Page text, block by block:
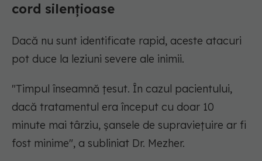
cord silențioase
Dacă nu sunt identificate rapid, aceste atacuri
pot duce la leziuni severe ale inimii.
"Timpul înseamnă țesut. În cazul pacientului,
dacă tratamentul era început cu doar 10
minute mai târziu, șansele de supraviețuire ar fi
fost minime", a subliniat Dr. Mezher.